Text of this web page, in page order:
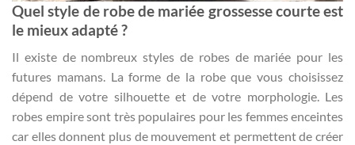
Quel style de robe de mariée grossesse courte est
le mieux adapté ?
Il existe de nombreux styles de robes de mariée pour les
futures mamans. La forme de la robe que vous choisissez
dépend de votre silhouette et de votre morphologie. Les
robes empire sont très populaires pour les femmes enceintes
car elles donnent plus de mouvement et permettent de créer